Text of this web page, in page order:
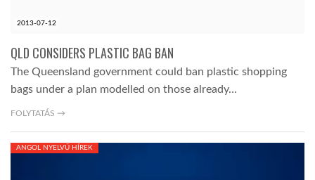
2013-07-12
QLD CONSIDERS PLASTIC BAG BAN
The Queensland government could ban plastic shopping
bags under a plan modelled on those already…
FOLYTATÁS →
ANGOL NYELVŰ HÍREK